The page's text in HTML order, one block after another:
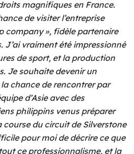
magnifiques en France.
de visiter l’entreprise
company », fidèle partenaire
J’ai vraiment été impressionné
de sport, et la production
Je souhaite devenir un
la chance de rencontrer par
d’Asie avec des
philippins venus préparer
course du circuit de Silverstone
pour moi de décrire ce que
ce professionnalisme, et la